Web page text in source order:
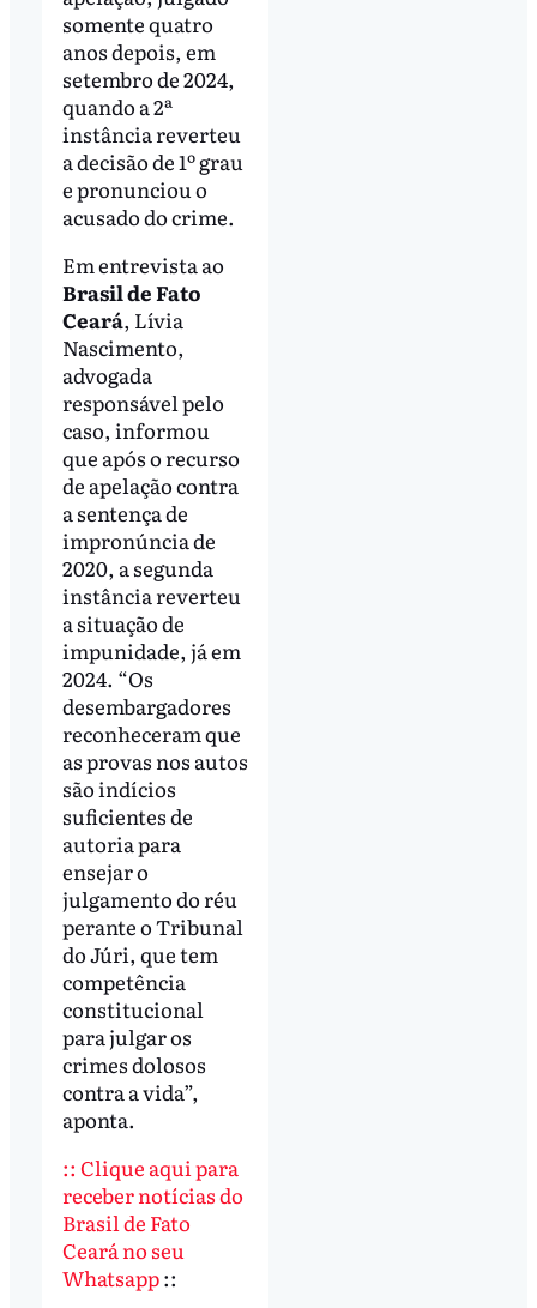
somente quatro
anos depois, em
setembro de 2024,
quando a 2ª
instância reverteu
a decisão de 1º grau
e pronunciou o
acusado do crime.
Em entrevista ao
Brasil de Fato
Ceará, Lívia
Nascimento,
advogada
responsável pelo
caso, informou
que após o recurso
de apelação contra
a sentença de
impronúncia de
2020, a segunda
instância reverteu
a situação de
impunidade, já em
2024. “Os
desembargadores
reconheceram que
as provas nos autos
são indícios
suficientes de
autoria para
ensejar o
julgamento do réu
perante o Tribunal
do Júri, que tem
competência
constitucional
para julgar os
crimes dolosos
contra a vida”,
aponta.
:: Clique aqui para
receber notícias do
Brasil de Fato
Ceará no seu
Whatsapp::